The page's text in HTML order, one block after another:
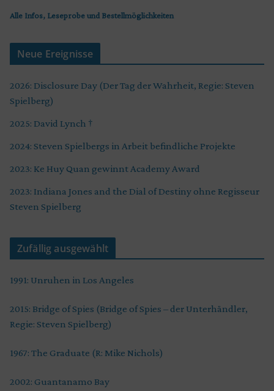
Alle Infos, Leseprobe und Bestellmöglichkeiten
Neue Ereignisse
2026: Disclosure Day (Der Tag der Wahrheit, Regie: Steven
Spielberg)
2025: David Lynch †
2024: Steven Spielbergs in Arbeit befindliche Projekte
2023: Ke Huy Quan gewinnt Academy Award
2023: Indiana Jones and the Dial of Destiny ohne Regisseur
Steven Spielberg
Zufällig ausgewählt
1991: Unruhen in Los Angeles
2015: Bridge of Spies (Bridge of Spies – der Unterhändler,
Regie: Steven Spielberg)
1967: The Graduate (R: Mike Nichols)
2002: Guantanamo Bay